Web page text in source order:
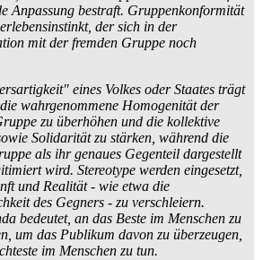
Anpassung bestraft. Gruppen­konformität
der sich in der
mit der fremden Gruppe noch
eines Volkes oder Staates trägt
wahrgenommene Homogenität der
zu überhöhen und die kollektive
Solidarität zu stärken, während die
als ihr genaues Gegenteil dargestellt
wird. Stereotype werden eingesetzt,
und Realität - wie etwa die
des Gegners - zu verschleiern.
bedeutet, an das Beste im Menschen zu
um das Publikum davon zu überzeugen,
im Menschen zu tun.